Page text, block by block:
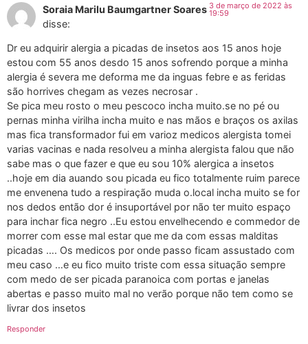
Soraia Marilu Baumgartner Soares
disse:
3 de março de 2022 às
19:59
Dr eu adquirir alergia a picadas de insetos aos 15 anos hoje
estou com 55 anos desdo 15 anos sofrendo porque a minha
alergia é severa me deforma me da inguas febre e as feridas
são horrives chegam as vezes necrosar .
Se pica meu rosto o meu pescoco incha muito.se no pé ou
pernas minha virilha incha muito e nas mãos e braços os axilas
mas fica transformador fui em varioz medicos alergista tomei
varias vacinas e nada resolveu a minha alergista falou que não
sabe mas o que fazer e que eu sou 10% alergica a insetos
..hoje em dia auando sou picada eu fico totalmente ruim parece
me envenena tudo a respiração muda o.local incha muito se for
nos dedos então dor é insuportável por não ter muito espaço
para inchar fica negro ..Eu estou envelhecendo e commedor de
morrer com esse mal estar que me da com essas malditas
picadas …. Os medicos por onde passo ficam assustado com
meu caso …e eu fico muito triste com essa situação sempre
com medo de ser picada paranoica com portas e janelas
abertas e passo muito mal no verão porque não tem como se
livrar dos insetos
Responder